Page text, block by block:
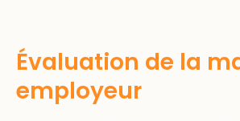
Évaluation de la
employeur